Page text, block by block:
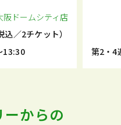
阪ドームシティ店
込／2チケット）
13:30
第2・4
からの